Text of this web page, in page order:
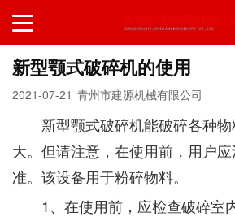
新型颚式破碎机的使用
2021-07-21 青州市建源机械有限公司
新型颚式破碎机能破碎各种物
大。但请注意，在使用前，用户
准。该设备用于粉碎物料。
1、在使用前，应检查破碎室